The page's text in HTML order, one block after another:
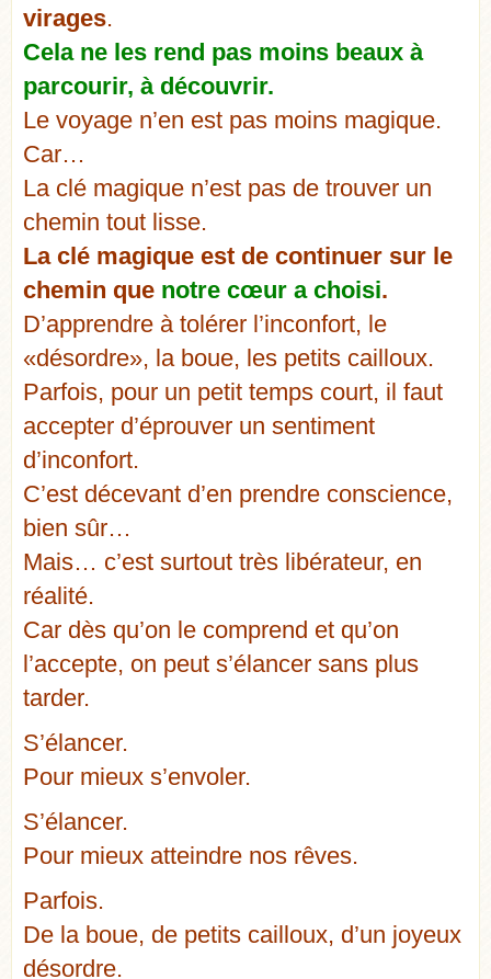
virages.
Cela ne les rend pas moins beaux à
parcourir, à découvrir.
Le voyage n’en est pas moins magique.
Car…
La clé magique n’est pas de trouver un
chemin tout lisse.
La clé magique est de continuer sur le
chemin que notre cœur a choisi.
D’apprendre à tolérer l’inconfort, le
«désordre», la boue, les petits cailloux.
Parfois, pour un petit temps court, il faut
accepter d’éprouver un sentiment
d’inconfort.
C’est décevant d’en prendre conscience,
bien sûr…
Mais… c’est surtout très libérateur, en
réalité.
Car dès qu’on le comprend et qu’on
l’accepte, on peut s’élancer sans plus
tarder.
S’élancer.
Pour mieux s’envoler.
S’élancer.
Pour mieux atteindre nos rêves.
Parfois.
De la boue, de petits cailloux, d’un joyeux
désordre.